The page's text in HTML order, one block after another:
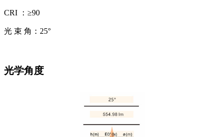
CRI ：≥90
光 束 角：25°
光学角度